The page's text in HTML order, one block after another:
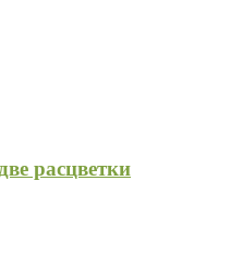
расцветки